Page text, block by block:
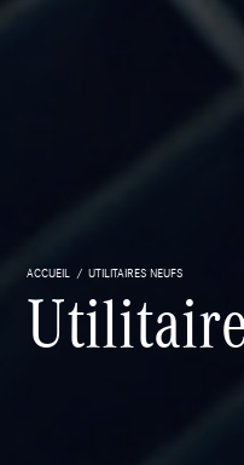
ACCUEIL UTILITAIRES NEUFS